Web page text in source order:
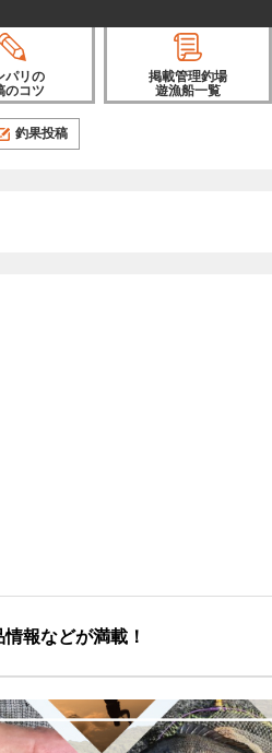
パリの
のコツ
掲載管理釣場
遊漁船一覧
釣果投稿
報などが満載！